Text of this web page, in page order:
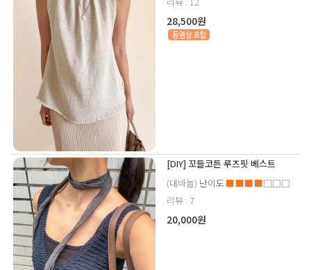
28,500원
[DIY] 꼬들코튼 루즈핏 베스트
(대바늘) 난이도 ■■■■□□□
리뷰 : 7
20,000원